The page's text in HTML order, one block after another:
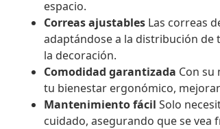
espacio.
Correas ajustables Las correas
adaptándose a la distribución de
la decoración.
Comodidad garantizada Con su
tu bienestar ergonómico,
Mantenimiento fácil Solo
cuidado, asegurando que se